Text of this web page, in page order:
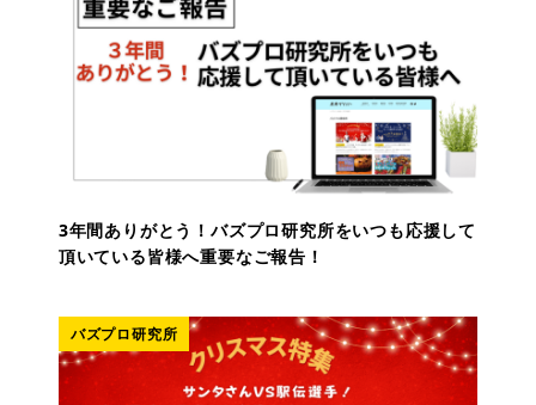
3年間ありがとう！バズプロ研究所をいつも応援して
頂いている皆様へ重要なご報告！
バズプロ研究所